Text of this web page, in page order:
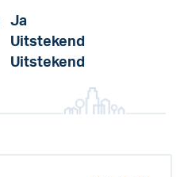
Ja
Uitstekend
Uitstekend